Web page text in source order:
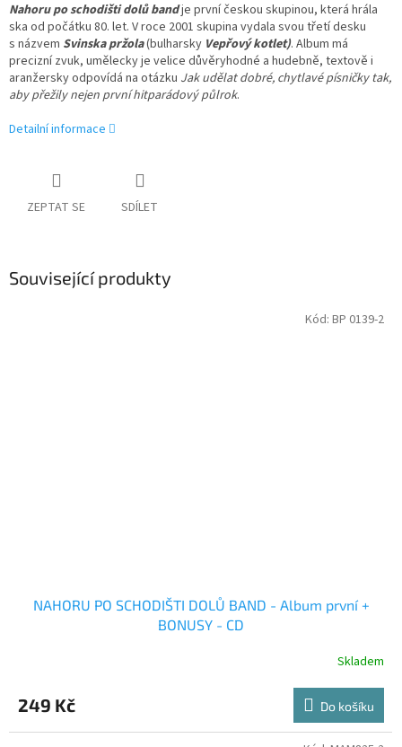
Nahoru po schodišti dolů bandje první českou skupinou, která hrála
ska od počátku 80. let. V roce 2001 skupina vydala svou třetí desku
s názvem Svinska pržola(bulharsky Vepřový kotlet). Album má
precizní zvuk, umělecky je velice důvěryhodné a hudebně, textově i
aranžersky odpovídá na otázku Jak udělat dobré, chytlavé písničky tak,
aby přežily nejen první hitparádový půlrok.
Detailní informace
ZEPTAT SE SDÍLET
Související produkty
NAHORU PO SCHODIŠTI DOLŮ BAND - Album první +
BONUSY - CD
Skladem
249 Kč Do košíku
Kód: BP 0139-2